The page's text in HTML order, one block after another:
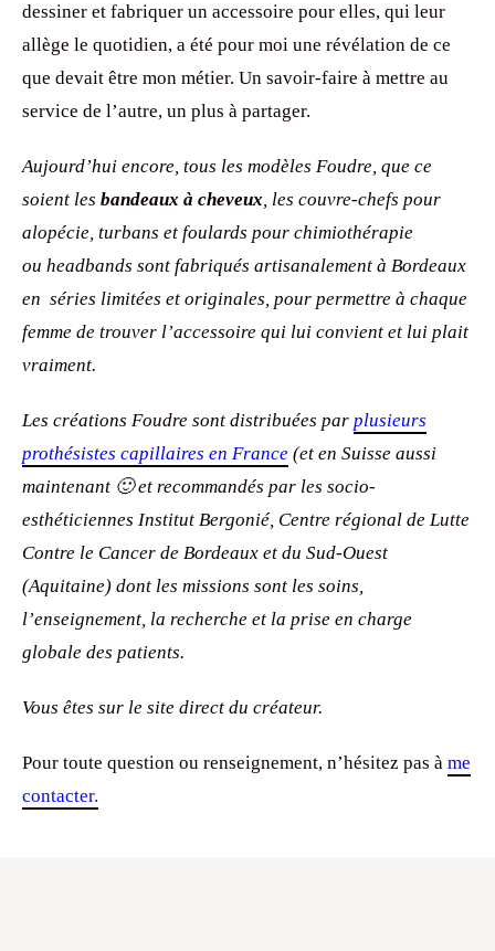
dessiner et fabriquer un accessoire pour elles, qui leur
allège le quotidien, a été pour moi une révélation de ce
que devait être mon métier. Un savoir-faire à mettre au
service de l’autre, un plus à partager.
Aujourd’hui encore, tous les modèles Foudre, que ce
soient les bandeaux à cheveux, les couvre-chefs pour
alopécie, turbans et foulards pour chimiothérapie
ou headbands sont fabriqués artisanalement à Bordeaux
en séries limitées et originales, pour permettre à chaque
femme de trouver l’accessoire qui lui convient et lui plait
vraiment.
Les créations Foudre sont distribuées par plusieurs
prothésistes capillaires en France (et en Suisse aussi
maintenant 🙂 et recommandés par les socio-
esthéticiennes Institut Bergonié, Centre régional de Lutte
Contre le Cancer de Bordeaux et du Sud-Ouest
(Aquitaine) dont les missions sont les soins,
l’enseignement, la recherche et la prise en charge
globale des patients.
Vous êtes sur le site direct du créateur.
Pour toute question ou renseignement, n’hésitez pas à me
contacter.